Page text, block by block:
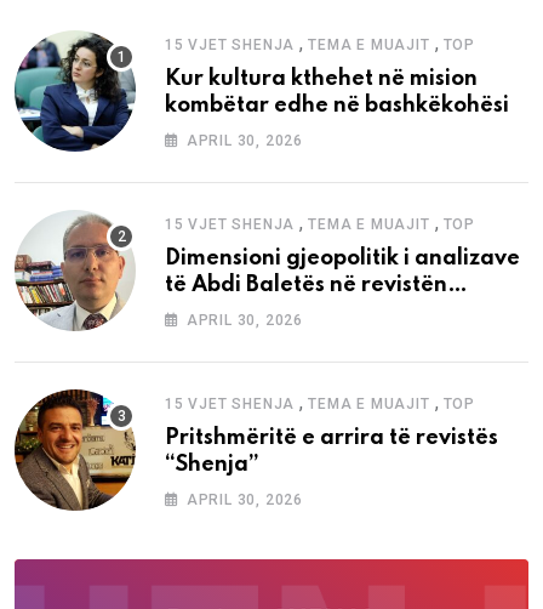
15 VJET SHENJA ,TEMA E MUAJIT , TOP
Kur kultura kthehet në mision
kombëtar edhe në bashkëkohësi
APRIL 30, 2026
15 VJET SHENJA ,TEMA E MUAJIT , TOP
Dimensioni gjeopolitik i analizave
të Abdi Baletës në revistën
“Shenja”
APRIL 30, 2026
15 VJET SHENJA ,TEMA E MUAJIT , TOP
Pritshmëritë e arrira të revistës
“Shenja”
APRIL 30, 2026